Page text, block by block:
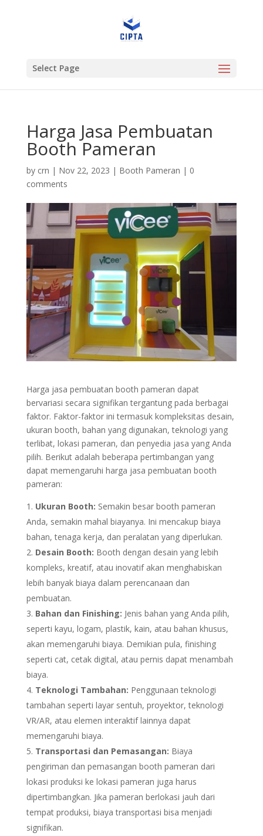
Select Page
Harga Jasa Pembuatan
Booth Pameran
by crn | Nov 22, 2023 | Booth Pameran | 0
comments
Harga jasa pembuatan booth pameran dapat
bervariasi secara signifikan tergantung pada berbagai
faktor. Faktor-faktor ini termasuk kompleksitas desain,
ukuran booth, bahan yang digunakan, teknologi yang
terlibat, lokasi pameran, dan penyedia jasa yang Anda
pilih. Berikut adalah beberapa pertimbangan yang
dapat memengaruhi harga jasa pembuatan booth
pameran:
Ukuran Booth: Semakin besar booth pameran
Anda, semakin mahal biayanya. Ini mencakup biaya
bahan, tenaga kerja, dan peralatan yang diperlukan.
Desain Booth: Booth dengan desain yang lebih
kompleks, kreatif, atau inovatif akan menghabiskan
lebih banyak biaya dalam perencanaan dan
pembuatan.
Bahan dan Finishing: Jenis bahan yang Anda pilih,
seperti kayu, logam, plastik, kain, atau bahan khusus,
akan memengaruhi biaya. Demikian pula, finishing
seperti cat, cetak digital, atau pernis dapat menambah
biaya.
Teknologi Tambahan: Penggunaan teknologi
tambahan seperti layar sentuh, proyektor, teknologi
VR/AR, atau elemen interaktif lainnya dapat
memengaruhi biaya.
Transportasi dan Pemasangan: Biaya
pengiriman dan pemasangan booth pameran dari
lokasi produksi ke lokasi pameran juga harus
dipertimbangkan. Jika pameran berlokasi jauh dari
tempat produksi, biaya transportasi bisa menjadi
signifikan.